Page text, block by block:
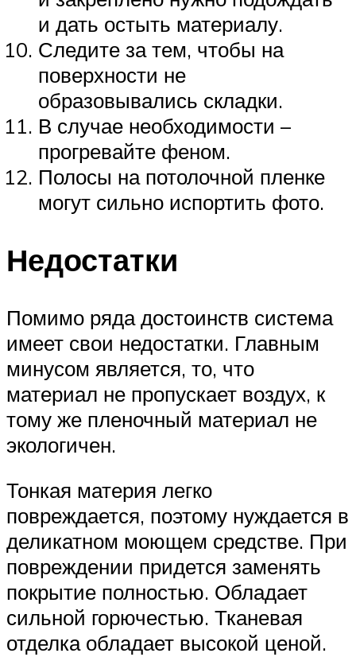
и дать остыть материалу.
Следите за тем, чтобы на
поверхности не
образовывались складки.
В случае необходимости –
прогревайте феном.
Полосы на потолочной пленке
могут сильно испортить фото.
Недостатки
Помимо ряда достоинств система
имеет свои недостатки. Главным
минусом является, то, что
материал не пропускает воздух, к
тому же пленочный материал не
экологичен.
Тонкая материя легко
повреждается, поэтому нуждается в
деликатном моющем средстве. При
повреждении придется заменять
покрытие полностью. Обладает
сильной горючестью. Тканевая
отделка обладает высокой ценой.